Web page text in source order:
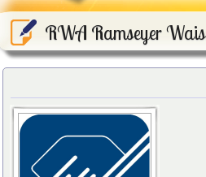
RWA Ramseyer